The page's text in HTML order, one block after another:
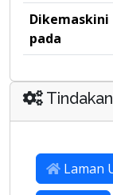
Dikemaskini
pada
Tindakan
Laman